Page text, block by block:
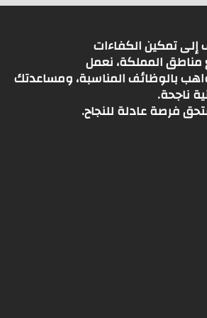
تمكين الكفاءات
المملكة، نعمل
بالوظائف المناسبة، ومساعدتك
ناجحة.
فرصة عادلة للنجاح.